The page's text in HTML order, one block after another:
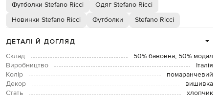
Футболки Stefano Ricci
Одяг Stefano Ricci
Новинки Stefano Ricci
Футболки Stefano Ricci
ДЕТАЛІ Й ДОГЛЯД
Склад
50% бавовна, 50% модал
Виробництво
Італія
Колір
помаранчевий
Декор
вишивка